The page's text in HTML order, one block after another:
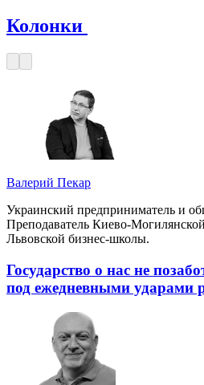
Колонки
Валерий Пекар
Украинский предприниматель и
Преподаватель Киево-
Львовской бизнес-школы.
Государство о нас не
под ежедневными ударами